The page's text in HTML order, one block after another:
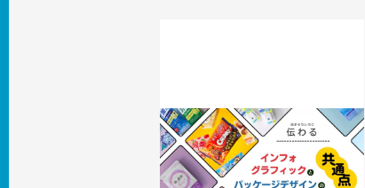
「読ませないのに伝わる」。インフォグ
ラフィックとパッケージデザインの共
通点
2026.05.29 事例